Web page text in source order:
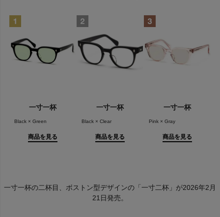
今後は庄司の周囲に居る、 鯔背な人物たちにフォーカスを当て、
パーマネントな新作を発表、 展開予定。
一寸一杯
Black × Green
商品を見る
一寸一杯
Black × Clear
商品を見る
一寸一杯
Pink × Gray
商品を見る
一寸一杯の二杯目、ボストン型デザインの「一寸二杯」が2026年2月
21日発売。